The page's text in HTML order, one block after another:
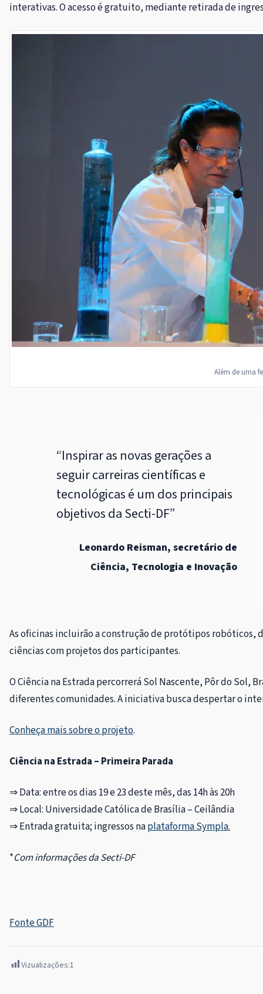
interativas. O acesso é gratuito, mediante retirada de
Além de uma
“Inspirar as novas gerações a
seguir carreiras científicas e
tecnológicas é um dos principais
objetivos da Secti-DF”
Leonardo Reisman, secretário de
Ciência, Tecnologia e Inovação
As oficinas incluirão a construção de protótipos robóticos,
ciências com projetos dos participantes.
O Ciência na Estrada percorrerá Sol Nascente, Pôr do Sol,
diferentes comunidades. A iniciativa busca despertar o
Conheça mais sobre o projeto.
Ciência na Estrada – Primeira Parada
⇒ Data: entre os dias 19 e 23 deste mês, das 14h às 20h
⇒ Local: Universidade Católica de Brasília – Ceilândia
⇒Entrada gratuita; ingressos naplataforma Sympla.
*Com informações da Secti-DF
Fonte GDF
Vizualizações:1